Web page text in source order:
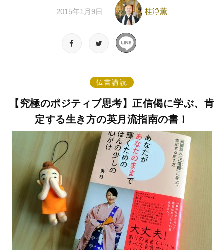
2015年1月9日 桂浄薫
仏書講読
【究極のポジティブ思考】正信偈に学ぶ、肯
定する生き方の英月流指南の書！